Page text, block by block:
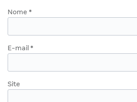
Nome *
E-mail *
Site